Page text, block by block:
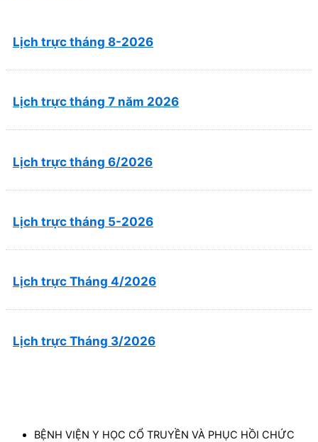
Lịch trực tháng 8-2026
Lịch trực tháng 7 năm 2026
Lịch trực tháng 6/2026
Lịch trực tháng 5-2026
Lịch trực Tháng 4/2026
Lịch trực Tháng 3/2026
BỆNH VIỆN Y HỌC CỔ TRUYỀN VÀ PHỤC HỒI CHỨC